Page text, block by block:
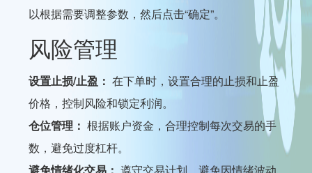
以根据需要调整参数，然后点击“确定”。
风险管理
设置止损/止盈： 在下单时，设置合理的止损和止盈
价格，控制风险和锁定利润。
仓位管理： 根据账户资金，合理控制每次交易的手
数，避免过度杠杆。
避免情绪化交易： 遵守交易计划，避免因情绪波动